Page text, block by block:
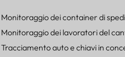
Monitoraggio dei container di
Monitoraggio dei lavoratori del
Tracciamento auto e chiavi in